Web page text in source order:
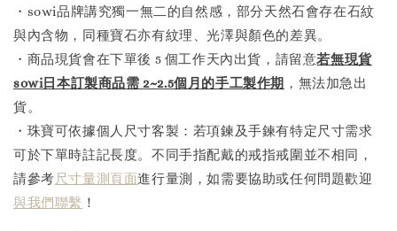
・sowi品牌講究獨一無二的自然感，部分天然石會存在石紋
與內含物，同種寶石亦有紋理、光澤與顏色的差異。
・商品現貨會在下單後 5 個工作天內出貨，請留意若無現貨
sowi日本訂製商品需 2~2.5個月的手工製作期 ，無法加急出
貨。
・珠寶可依據個人尺寸客製：若項鍊及手鍊有特定尺寸需求
可於下單時註記長度。不同手指配戴的戒指戒圍並不相同，
請參考尺寸量測頁面進行量測，如需要協助或任何問題歡迎
與我們聯繫 ！